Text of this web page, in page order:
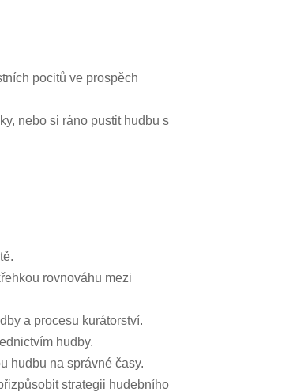
pocitů ve prospěch
nebo si ráno pustit hudbu s
rovnováhu mezi
a procesu kurátorství.
hudby.
hudbu na správné časy.
strategii hudebního